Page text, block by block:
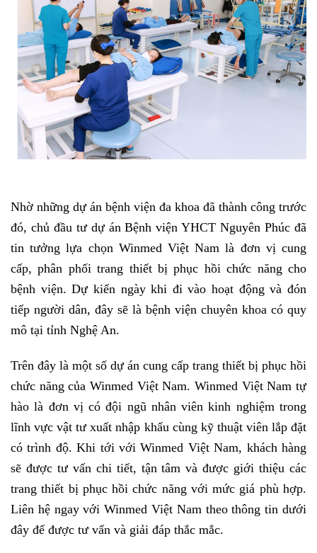
Nhờ những dự án bệnh viện đa khoa đã thành công trước
đó, chủ đầu tư dự án Bệnh viện YHCT Nguyên Phúc đã
tin tưởng lựa chọn Winmed Việt Nam là đơn vị cung
cấp, phân phối trang thiết bị phục hồi chức năng cho
bệnh viện. Dự kiến ngày khi đi vào hoạt động và đón
tiếp người dân, đây sẽ là bệnh viện chuyên khoa có quy
mô tại tỉnh Nghệ An.
Trên đây là một số dự án cung cấp trang thiết bị phục hồi
chức năng của Winmed Việt Nam. Winmed Việt Nam tự
hào là đơn vị có đội ngũ nhân viên kinh nghiệm trong
lĩnh vực vật tư xuất nhập khẩu cùng kỹ thuật viên lắp đặt
có trình độ. Khi tới với Winmed Việt Nam, khách hàng
sẽ được tư vấn chi tiết, tận tâm và được giới thiệu các
trang thiết bị phục hồi chức năng với mức giá phù hợp.
Liên hệ ngay với Winmed Việt Nam theo thông tin dưới
đây để được tư vấn và giải đáp thắc mắc.